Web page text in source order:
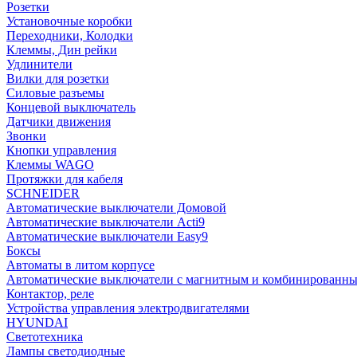
Розетки
Установочные коробки
Переходники, Колодки
Клеммы, Дин рейки
Удлинители
Вилки для розетки
Силовые разъемы
Концевой выключатель
Датчики движения
Звонки
Кнопки управления
Клеммы WAGO
Протяжки для кабеля
SCHNEIDER
Автоматические выключатели Домовой
Автоматические выключатели Acti9
Автоматические выключатели Easy9
Боксы
Автоматы в литом корпусе
Автоматические выключатели с магнитным и
Контактор, реле
Устройства управления электродвигателями
HYUNDAI
Светотехника
Лампы светодиодные